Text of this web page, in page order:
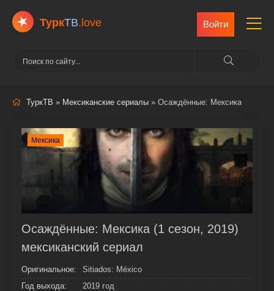
ТуркТВ.love Войти
ТуркТВ » Мексиканские сериалы » Осаждённые: Мексика
Мексика
Осаждённые: Мексика (1 сезон, 2019)
мексиканский сериал
Оригинальное:
Sitiados: México
Год выхода:
2019 год